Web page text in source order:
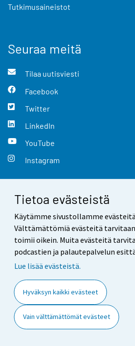
Tietoa evästeistä
Käytämme sivustollamme
Välttämättömiä evästeitä
toimii oikein. Muita evästeitä
podcastien ja palautepalvelun
Lue lisää evästeistä.
Hyväksyn kaikki evästeet
Vain välttämättömät evästeet
Tutkimusaineistot
Seuraa meitä
Tilaa uutisviesti
Facebook
Twitter
LinkedIn
YouTube
Instagram
Yhteystiedot
Palaute
Käyttöehdot
Saavutettavuus
Tietoa sivustosta
Evästeasetukset